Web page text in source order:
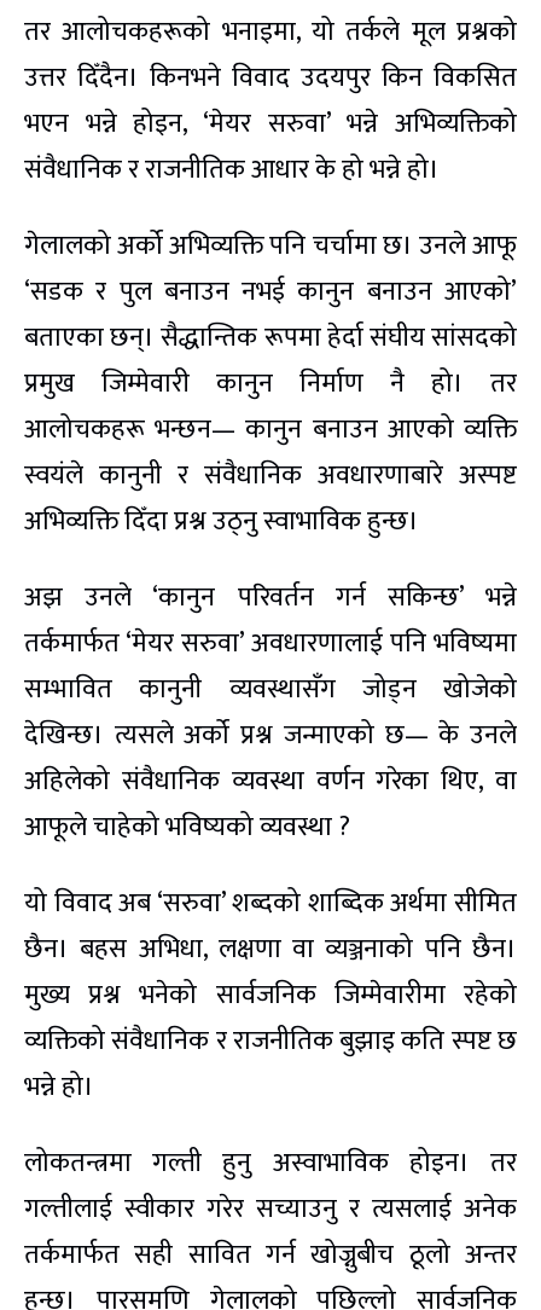
तर आलोचकहरूको भनाइमा, यो तर्कले मूल प्रश्नको
उत्तर दिँदैन। किनभने विवाद उदयपुर किन विकसित
भएन भन्ने होइन, ‘मेयर सरुवा’ भन्ने अभिव्यक्तिको
संवैधानिक र राजनीतिक आधार के हो भन्ने हो।
गेलालको अर्को अभिव्यक्ति पनि चर्चामा छ। उनले आफू
‘सडक र पुल बनाउन नभई कानुन बनाउन आएको’
बताएका छन्। सैद्धान्तिक रूपमा हेर्दा संघीय सांसदको
प्रमुख जिम्मेवारी कानुन निर्माण नै हो। तर
आलोचकहरू भन्छन— कानुन बनाउन आएको व्यक्ति
स्वयंले कानुनी र संवैधानिक अवधारणाबारे अस्पष्ट
अभिव्यक्ति दिँदा प्रश्न उठ्नु स्वाभाविक हुन्छ।
अझ उनले ‘कानुन परिवर्तन गर्न सकिन्छ’ भन्ने
तर्कमार्फत ‘मेयर सरुवा’ अवधारणालाई पनि भविष्यमा
सम्भावित कानुनी व्यवस्थासँग जोड्न खोजेको
देखिन्छ। त्यसले अर्को प्रश्न जन्माएको छ— के उनले
अहिलेको संवैधानिक व्यवस्था वर्णन गरेका थिए, वा
आफूले चाहेको भविष्यको व्यवस्था ?
यो विवाद अब ‘सरुवा’ शब्दको शाब्दिक अर्थमा सीमित
छैन। बहस अभिधा, लक्षणा वा व्यञ्जनाको पनि छैन।
मुख्य प्रश्न भनेको सार्वजनिक जिम्मेवारीमा रहेको
व्यक्तिको संवैधानिक र राजनीतिक बुझाइ कति स्पष्ट छ
भन्ने हो।
लोकतन्त्रमा गल्ती हुनु अस्वाभाविक होइन। तर
गल्तीलाई स्वीकार गरेर सच्याउनु र त्यसलाई अनेक
तर्कमार्फत सही सावित गर्न खोज्नुबीच ठूलो अन्तर